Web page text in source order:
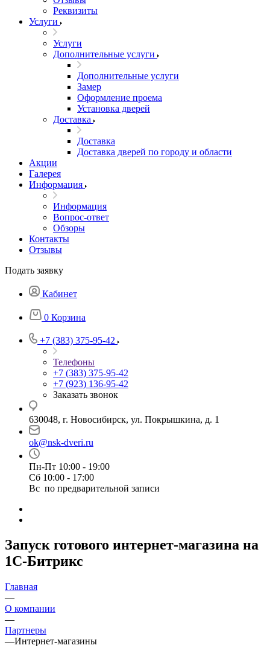
Реквизиты
Услуги
Услуги
Дополнительные услуги
Дополнительные услуги
Замер
Оформление проема
Установка дверей
Доставка
Доставка
Доставка дверей по городу и области
Акции
Галерея
Информация
Информация
Вопрос-ответ
Обзоры
Контакты
Отзывы
Подать заявку
Кабинет
0 Корзина
+7 (383) 375-95-42
Телефоны
+7 (383) 375-95-42
+7 (923) 136-95-42
Заказать звонок
630048, г. Новосибирск, ул. Покрышкина, д. 1
ok@nsk-dveri.ru
Пн-Пт 10:00 - 19:00
Сб 10:00 - 17:00
Вс по предварительной записи
Запуск готового интернет-магазина на
1С-Битрикс
Главная
—
О компании
—
Партнеры
—Интернет-магазины